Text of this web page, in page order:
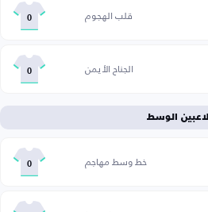
قلب الهجوم 0
الجناح الأيمن 0
لاعبين الوسط
خط وسط مهاجم 0